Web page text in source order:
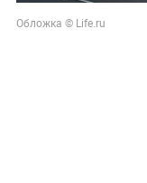
Обложка © Life.ru